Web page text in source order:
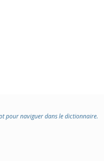
pour naviguer dans le dictionnaire.